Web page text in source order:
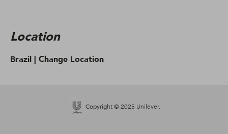
Location
Brazil | Change Location
Copyright © 2025 Unilever.